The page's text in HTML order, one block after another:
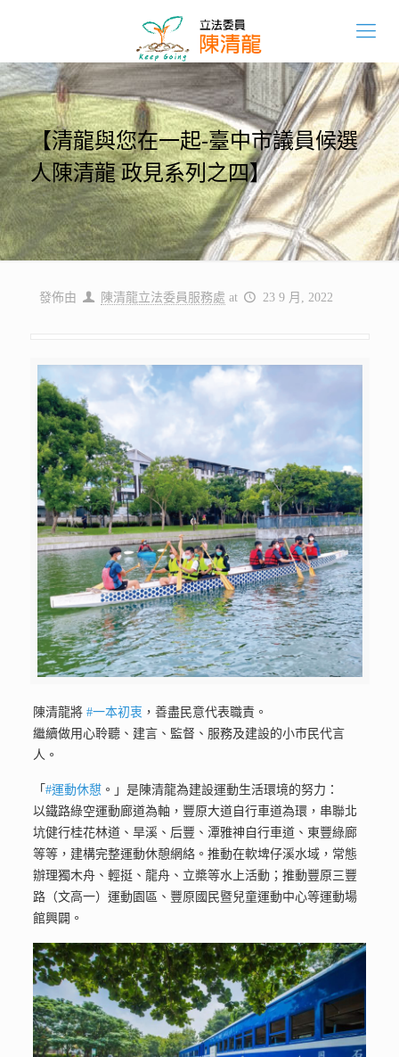
【清龍與您在一起-臺中市議員候選
人陳清龍 政見系列之四】
發佈由 陳清龍立法委員服務處 at 23 9 月, 2022
陳清龍將#一本初衷 ，善盡民意代表職責。
繼續做用心聆聽、建言、監督、服務及建設的小巿民代言
人。
「#運動休憇 。」是陳清龍為建設運動生活環境的努力：
以鐵路綠空運動廊道為軸，豐原大道自行車道為環，串聯北
坑健行桂花林道、旱溪、后豐、潭雅神自行車道、東豐綠廊
等等，建構完整運動休憩網絡。推動在軟埤仔溪水域，常態
辦理獨木舟、輕挺、龍舟、立槳等水上活動；推動豐原三豐
路（文高一）運動園區、豐原國民暨兒童運動中心等運動場
館興闢。